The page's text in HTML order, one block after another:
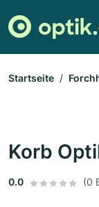
Startseite
Korb
0.0 (0